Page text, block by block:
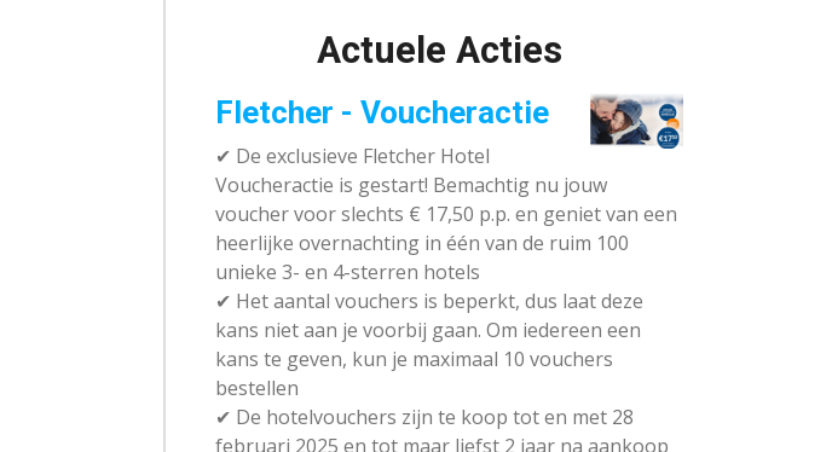
Actuele Acties
Fletcher - Voucheractie
✔ De exclusieve Fletcher Hotel
Voucheractie is gestart! Bemachtig nu jouw
voucher voor slechts € 17,50 p.p. en geniet van een
heerlijke overnachting in één van de ruim 100
unieke 3- en 4-sterren hotels
✔ Het aantal vouchers is beperkt, dus laat deze
kans niet aan je voorbij gaan. Om iedereen een
kans te geven, kun je maximaal 10 vouchers
bestellen
✔ De hotelvouchers zijn te koop tot en met 28
februari 2025 en tot maar liefst 2 jaar na aankoop